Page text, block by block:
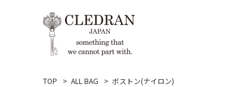
TOP ALL BAG ボストン(ナイロン)